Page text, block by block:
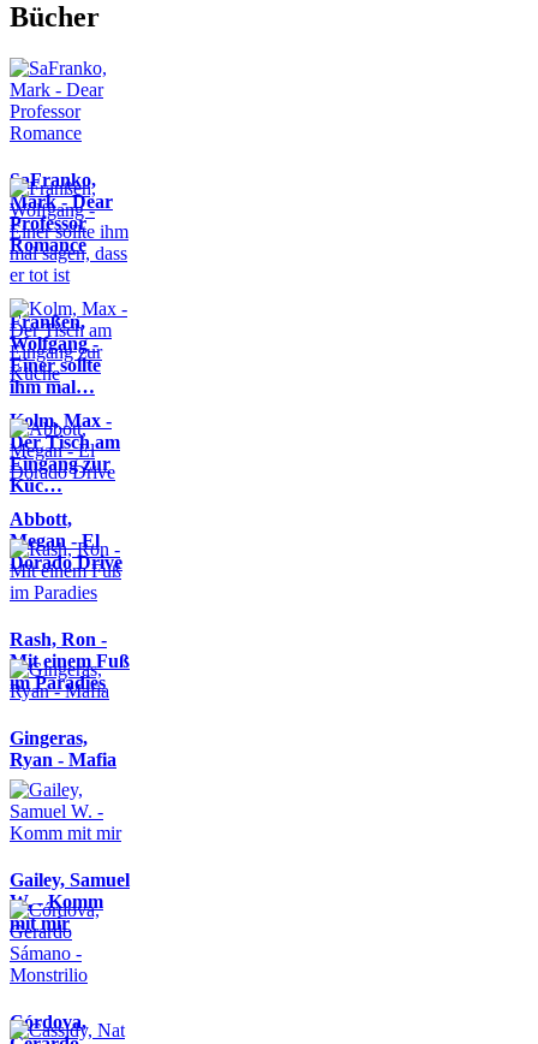
Bücher
SaFranko,
Mark - Dear
Professor
Romance
Franßen,
Wolfgang -
Einer sollte
ihm mal…
Kolm, Max -
Der Tisch am
Eingang zur
Küc…
Abbott,
Megan - El
Dorado Drive
Rash, Ron -
Mit einem Fuß
im Paradies
Gingeras,
Ryan - Mafia
Gailey, Samuel
W. - Komm
mit mir
Córdova,